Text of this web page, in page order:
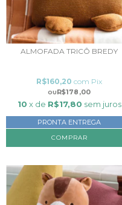
ALMOFADA TRICÔ BREDY
R$178,00
R$160,20 com Pix
10 x de R$17,80 sem juros
PRONTA ENTREGA
COMPRAR